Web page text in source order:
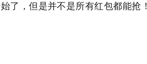
了，但是并不是所有红包都能抢